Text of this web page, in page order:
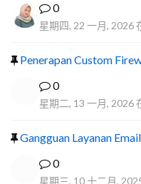
0
星期四, 22 一月, 2026
Penerapan Custom
0
星期二, 13 一月, 2026
Gangguan Layanan
0
星期三, 10 十二月,